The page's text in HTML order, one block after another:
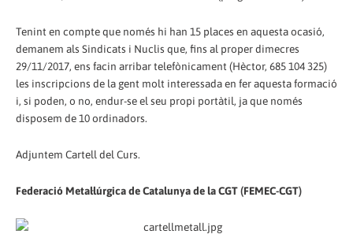
Tenint en compte que només hi han 15 places en aquesta ocasió,
demanem als Sindicats i Nuclis que, fins al proper dimecres
29/11/2017, ens facin arribar telefònicament (Hèctor, 685 104 325)
les inscripcions de la gent molt interessada en fer aquesta formació
i, si poden, o no, endur-se el seu propi portàtil, ja que només
disposem de 10 ordinadors.
Adjuntem Cartell del Curs.
Federació Metal·lúrgica de Catalunya de la CGT (FEMEC-CGT)